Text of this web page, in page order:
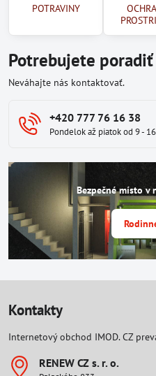
POTRAVINY
Potrebujete
Neváhajte nás kontaktovať.
+420 777 76 16 38
Pondelok až piatok od 9 -
Bezpečné místo v
Kontakty
Internetový obchod IMOD. CZ
RENEW CZ s​. r​. o​.